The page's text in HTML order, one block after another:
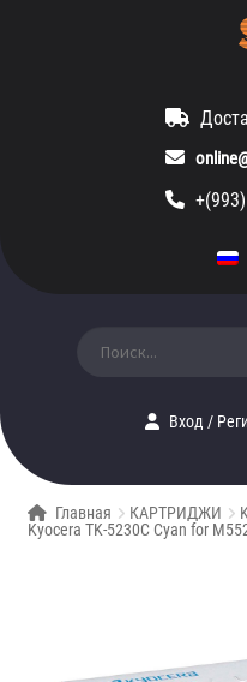
Вход/
Главная КАРТРИДЖИ
Kyocera TK-5230C Cyan for